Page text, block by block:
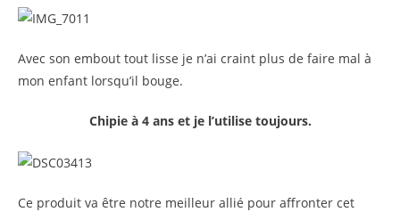
Avec son embout tout lisse je n’ai craint plus de faire mal à
mon enfant lorsqu’il bouge.
Chipie à 4 ans et je l’utilise toujours.
Ce produit va être notre meilleur allié pour affronter cet